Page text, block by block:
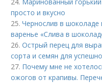
просто и вкусно
25.Чернослив в шоколаде
варенье «Слива в
26.Острый перец для
сорта и семян для
27. Почему мне не
ожогов от крапивы.